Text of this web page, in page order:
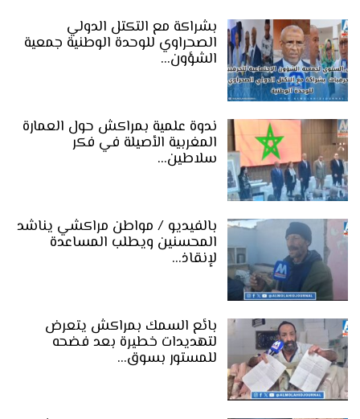
بشراكة مع التكتل الدولي
الصحراوي للوحدة الوطنية جمعية
الشؤون…
ندوة علمية بمراكش حول العمارة
المغربية الأصيلة في فكر
سلاطين…
بالفيديو / مواطن مراكشي يناشد
المحسنين ويطلب المساعدة
لإنقاذ…
بائع السمك بمراكش يتعرض
لتهديدات خطيرة بعد فضحه
للمستور بسوق…